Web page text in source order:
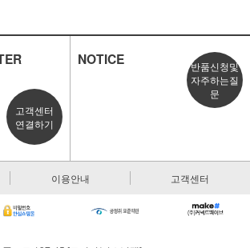
고객센터
연결하기
NOTICE
반품신청및
자주하는질
문
이용안내 고객센터